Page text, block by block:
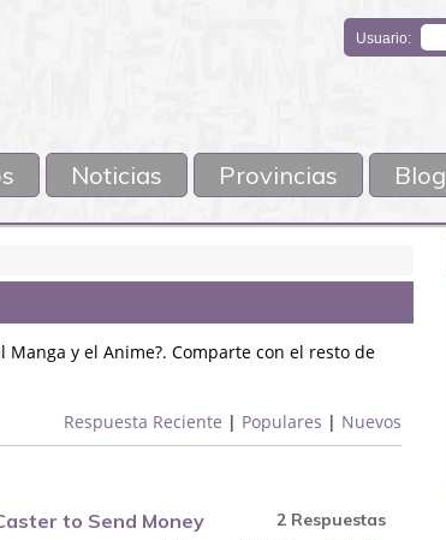
Usuario:
Noticias Provincias Blog
Manga y el Anime?. Comparte con el resto de
Respuesta Reciente | Populares | Nuevos
to Send Money
2 Respuestas